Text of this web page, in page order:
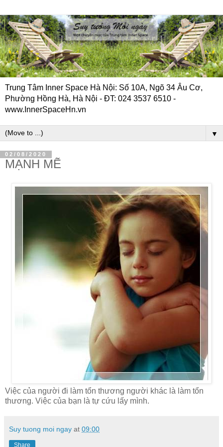
Trung Tâm Inner Space Hà Nội: Số 10A, Ngõ 34 Âu Cơ,
Phường Hồng Hà, Hà Nội - ĐT: 024 3537 6510 -
www.InnerSpaceHn.vn
▼
02/08/2020
MẠNH MẼ
Việc của người đi làm tổn thương người khác là làm tổn
thương. Việc của bạn là tự cứu lấy mình.
Suy tuong moi ngay at 09:00
Share